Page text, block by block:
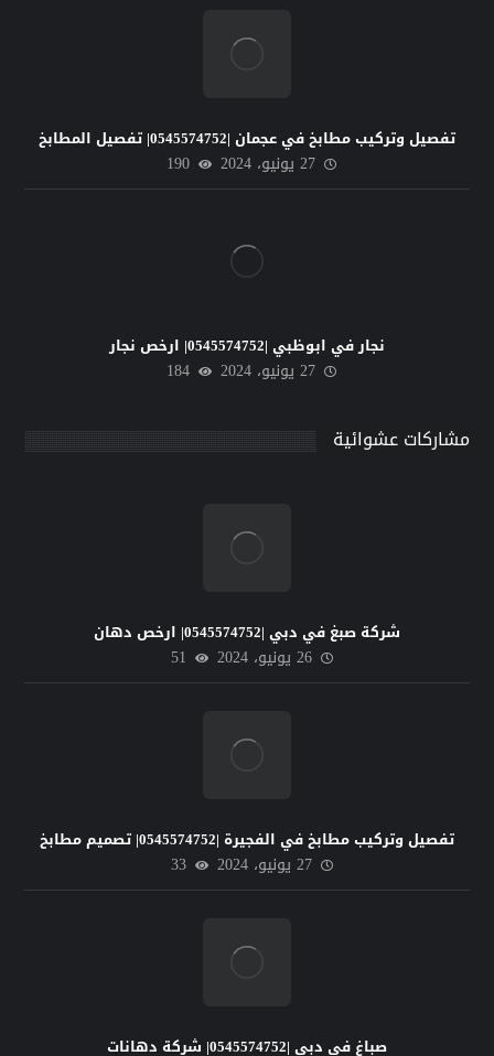
تفصيل وتركيب مطابخ في عجمان |0545574752| تفصيل المطابخ
27 يونيو، 2024 190
نجار في ابوظبي |0545574752| ارخص نجار
27 يونيو، 2024 184
مشاركات عشوائية
شركة صبغ في دبي |0545574752| ارخص دهان
26 يونيو، 2024 51
تفصيل وتركيب مطابخ في الفجيرة |0545574752| تصميم مطابخ
27 يونيو، 2024 33
صباغ في دبي |0545574752| شركة دهانات